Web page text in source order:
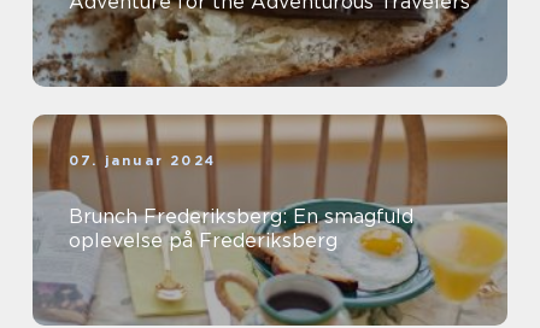
07. januar 2024
Brunch Frederiksberg: En smagfuld
oplevelse på Frederiksberg